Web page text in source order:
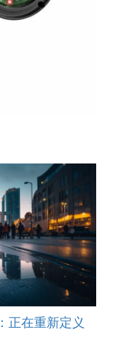
正在重新定义